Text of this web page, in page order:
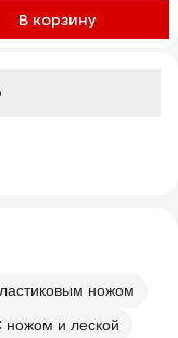
В корзину
ножом
ножом и леской